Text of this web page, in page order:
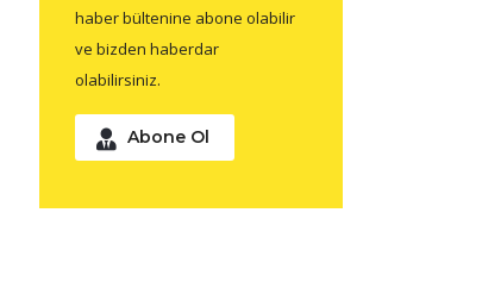
haber bültenine abone olabilir
ve bizden haberdar
olabilirsiniz.
Abone Ol